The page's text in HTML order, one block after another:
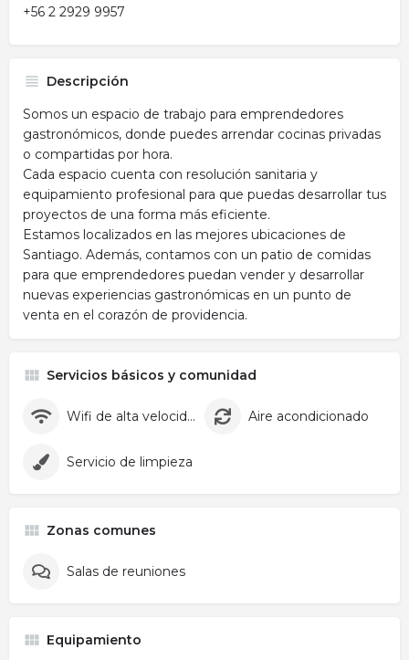
+56 2 2929 9957
Descripción
Somos un espacio de trabajo para emprendedores
gastronómicos, donde puedes arrendar cocinas privadas
o compartidas por hora.
Cada espacio cuenta con resolución sanitaria y
equipamiento profesional para que puedas desarrollar tus
proyectos de una forma más eficiente.
Estamos localizados en las mejores ubicaciones de
Santiago. Además, contamos con un patio de comidas
para que emprendedores puedan vender y desarrollar
nuevas experiencias gastronómicas en un punto de
venta en el corazón de providencia.
Servicios básicos y comunidad
Wifi de alta velocidad Aire acondicionado
Servicio de limpieza
Zonas comunes
Salas de reuniones
Equipamiento